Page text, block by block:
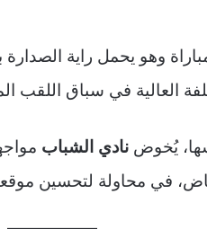
وهو يحمل راية
العالية في سباق اللقب
يُخوض نادي الشباب
في محاولة لتحسين